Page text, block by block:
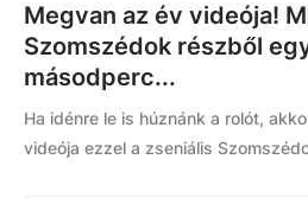
Megvan az év videója!
Szomszédok részből
másodperc...
Ha idénre le is húznánk a rolót,
videója ezzel a zseniális